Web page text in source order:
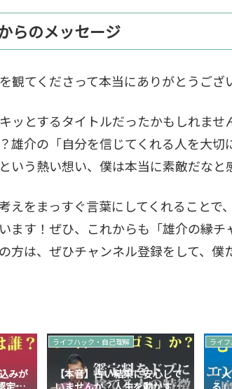
らのメッセージ
観てくださって本当にありがとうござ
ッとするタイトルだったかもしれま
雄介の「自分を信じてくれる人を大
いう熱い想い、僕は本当に素敵だなと
えをまっすぐ言葉にしてくれること
ます！ぜひ、これからも「雄介の縁
方は、ぜひチャンネル登録をして、僕
みが
ライフハック・自己理解
【本音】占い結果に安心して
ライ
「